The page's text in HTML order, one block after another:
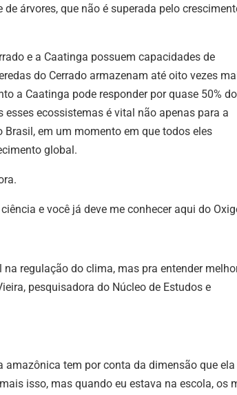
árvores, que não é superada pelo
e a Caatinga possuem capacidades de
do Cerrado armazenam até oito vezes
a Caatinga pode responder por quase 50% do
ecossistemas é vital não apenas para a
em um momento em que todos eles
global.
e você já deve me conhecer aqui do
regulação do clima, mas pra entender
pesquisadora do Núcleo de Estudos e
amazônica tem por conta da dimensão que ela
isso, mas quando eu estava na escola, os